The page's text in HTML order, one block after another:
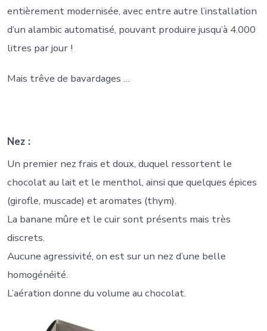
entièrement modernisée, avec entre autre l’installation
d’un alambic automatisé, pouvant produire jusqu’à 4.000
litres par jour !
Mais trêve de bavardages …
Nez :
Un premier nez frais et doux, duquel ressortent le
chocolat au lait et le menthol, ainsi que quelques épices
(girofle, muscade) et aromates (thym).
La banane mûre et le cuir sont présents mais très
discrets.
Aucune agressivité, on est sur un nez d’une belle
homogénéité.
L’aération donne du volume au chocolat.